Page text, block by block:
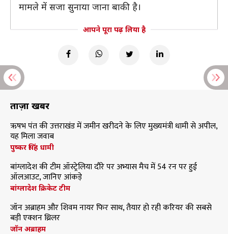
मामले में सजा सुनाया जाना बाकी है।
आपने पूरा पढ़ लिया है
ताज़ा खबरें
ऋषभ पंत की उत्तराखंड में जमीन खरीदने के लिए मुख्यमंत्री धामी से अपील,
यह मिला जवाब
पुष्कर सिंह धामी
बांग्लादेश की टीम ऑस्ट्रेलिया दौरे पर अभ्यास मैच में 54 रन पर हुई
ऑलआउट, जानिए आंकड़े
बांग्लादेश क्रिकेट टीम
जॉन अब्राहम और शिवम नायर फिर साथ, तैयार हो रही करियर की सबसे
बड़ी एक्शन थ्रिलर
जॉन अब्राहम